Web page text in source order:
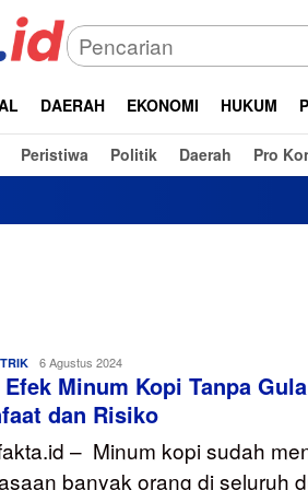
DAERAH EKONOMI HUKUM
Peristiwa Politik Daerah Pro
bilikfakta.id
6 Agustus 2024
Minum Kopi Tanpa
dan Risiko
– Minum kopi sudah
banyak orang di seluruh